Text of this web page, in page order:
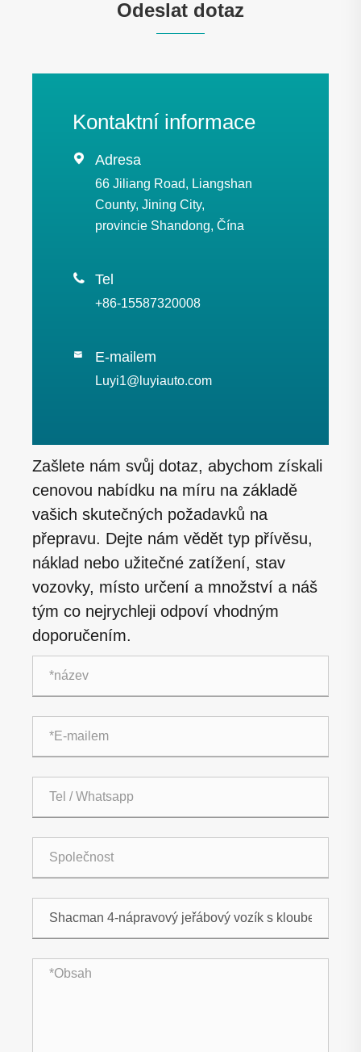
Odeslat dotaz
Kontaktní informace
 Adresa
66 Jiliang Road, Liangshan
County, Jining City,
provincie Shandong, Čína
 Tel
+86-15587320008
 E-mailem
Luyi1@luyiauto.com
Zašlete nám svůj dotaz, abychom získali
cenovou nabídku na míru na základě
vašich skutečných požadavků na
přepravu. Dejte nám vědět typ přívěsu,
náklad nebo užitečné zatížení, stav
vozovky, místo určení a množství a náš
tým co nejrychleji odpoví vhodným
doporučením.